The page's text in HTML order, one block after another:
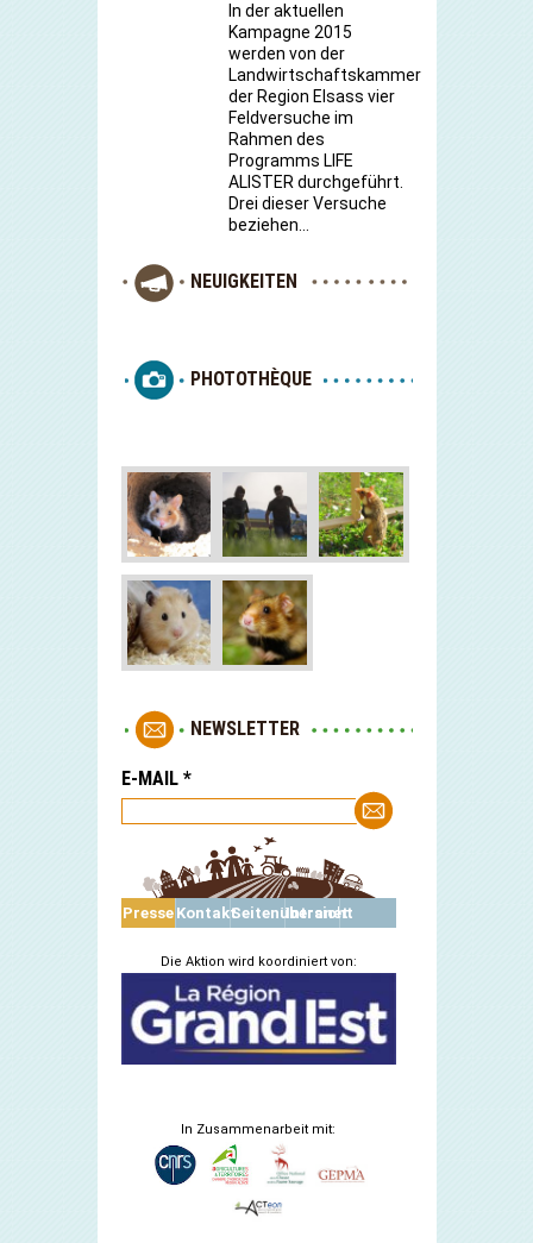
In der aktuellen
Kampagne 2015
werden von der
Landwirtschaftskammer
der Region Elsass vier
Feldversuche im
Rahmen des
Programms LIFE
ALISTER durchgeführt.
Drei dieser Versuche
beziehen…
NEUIGKEITEN
PHOTOTHÈQUE
NEWSLETTER
E-MAIL *
Presse KontaktSeitenübersicht
Intranet
Die Aktion wird koordiniert von:
In Zusammenarbeit mit: